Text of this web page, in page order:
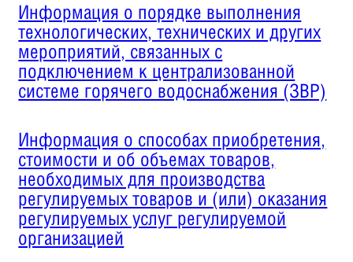
Информация о порядке выполнения
технологических, технических и других
мероприятий, связанных с
подключением к централизованной
системе горячего водоснабжения (ЗВР)
Информация о способах приобретения,
стоимости и об объемах товаров,
необходимых для производства
регулируемых товаров и (или) оказания
регулируемых услуг регулируемой
организацией